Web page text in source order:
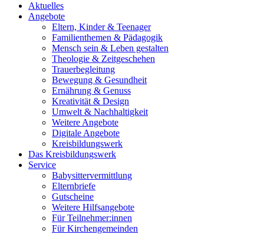
Aktuelles
Angebote
Eltern, Kinder & Teenager
Familienthemen & Pädagogik
Mensch sein & Leben gestalten
Theologie & Zeitgeschehen
Trauerbegleitung
Bewegung & Gesundheit
Ernährung & Genuss
Kreativität & Design
Umwelt & Nachhaltigkeit
Weitere Angebote
Digitale Angebote
Kreisbildungswerk
Das Kreisbildungswerk
Service
Babysittervermittlung
Elternbriefe
Gutscheine
Weitere Hilfsangebote
Für Teilnehmer:innen
Für Kirchengemeinden